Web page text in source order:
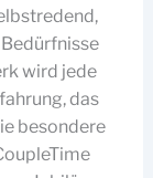
wird jede
das
besondere